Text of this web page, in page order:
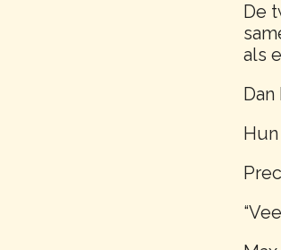
De
als
Dan